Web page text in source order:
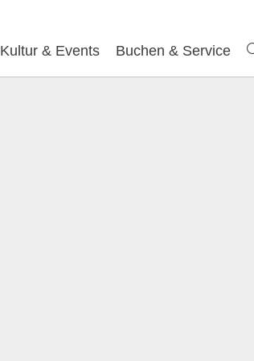
Kultur & Events Buchen & Service